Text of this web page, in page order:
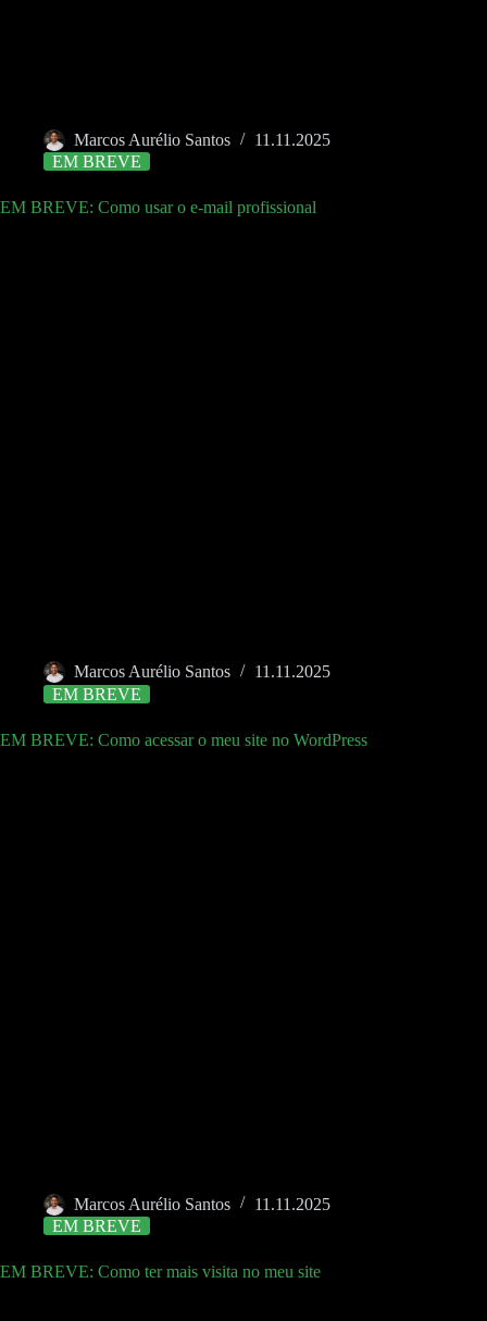
Marcos Aurélio Santos
11.11.2025
EM BREVE
EM BREVE: Como usar o e-mail profissional
Marcos Aurélio Santos
11.11.2025
EM BREVE
EM BREVE: Como acessar o meu site no WordPress
Marcos Aurélio Santos
11.11.2025
EM BREVE
EM BREVE: Como ter mais visita no meu site